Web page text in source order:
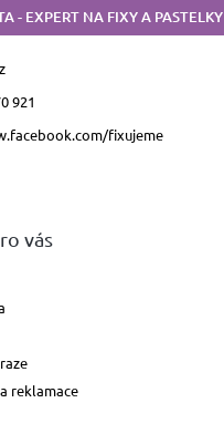
- EXPERT NA FIXY A PASTELKY
921
fixujeme
vás
reklamace